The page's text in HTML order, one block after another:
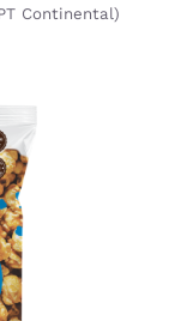
Continental)